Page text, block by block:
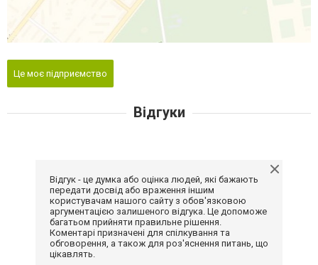
Це моє підприємство
Відгуки
Відгук - це думка або оцінка людей, які бажають
передати досвід або враження іншим
користувачам нашого сайту з обов'язковою
аргументацією залишеного відгука. Це допоможе
багатьом прийняти правильне рішення.
Коментарі призначені для спілкування та
обговорення, а також для роз'яснення питань, що
цікавлять.